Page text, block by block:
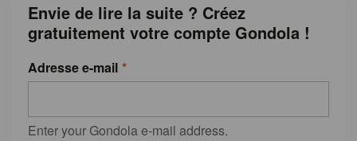
Envie de lire la suite ? Créez
gratuitement votre compte Gondola !
Adresse e-mail
Enter your Gondola e-mail address.